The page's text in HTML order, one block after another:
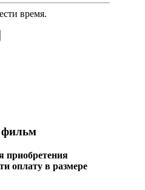
время.
фильм
приобретения
оплату в размере